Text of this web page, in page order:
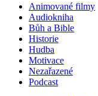
Animované filmy
Audiokniha
Bůh a Bible
Historie
Hudba
Motivace
Nezařazené
Podcast